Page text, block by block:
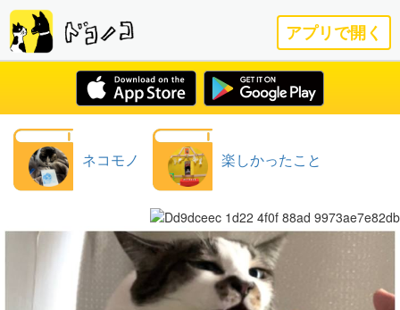
アプリで開く
ネコモノ 楽しかったこと